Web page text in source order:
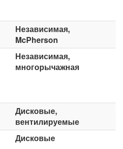
Независимая,
McPherson
Независимая,
многорычажная
Дисковые,
вентилируемые
Дисковые